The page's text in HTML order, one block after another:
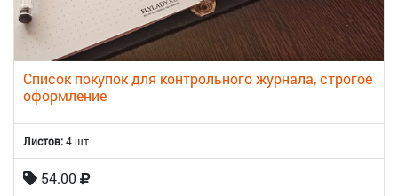
Список покупок для контрольного журнала, строгое
оформление
Листов:4 шт
54.00